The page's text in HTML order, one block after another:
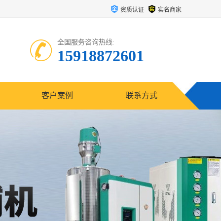
资质认证 实名商家
全国服务咨询热线:
15918872601
客户案例 联系方式